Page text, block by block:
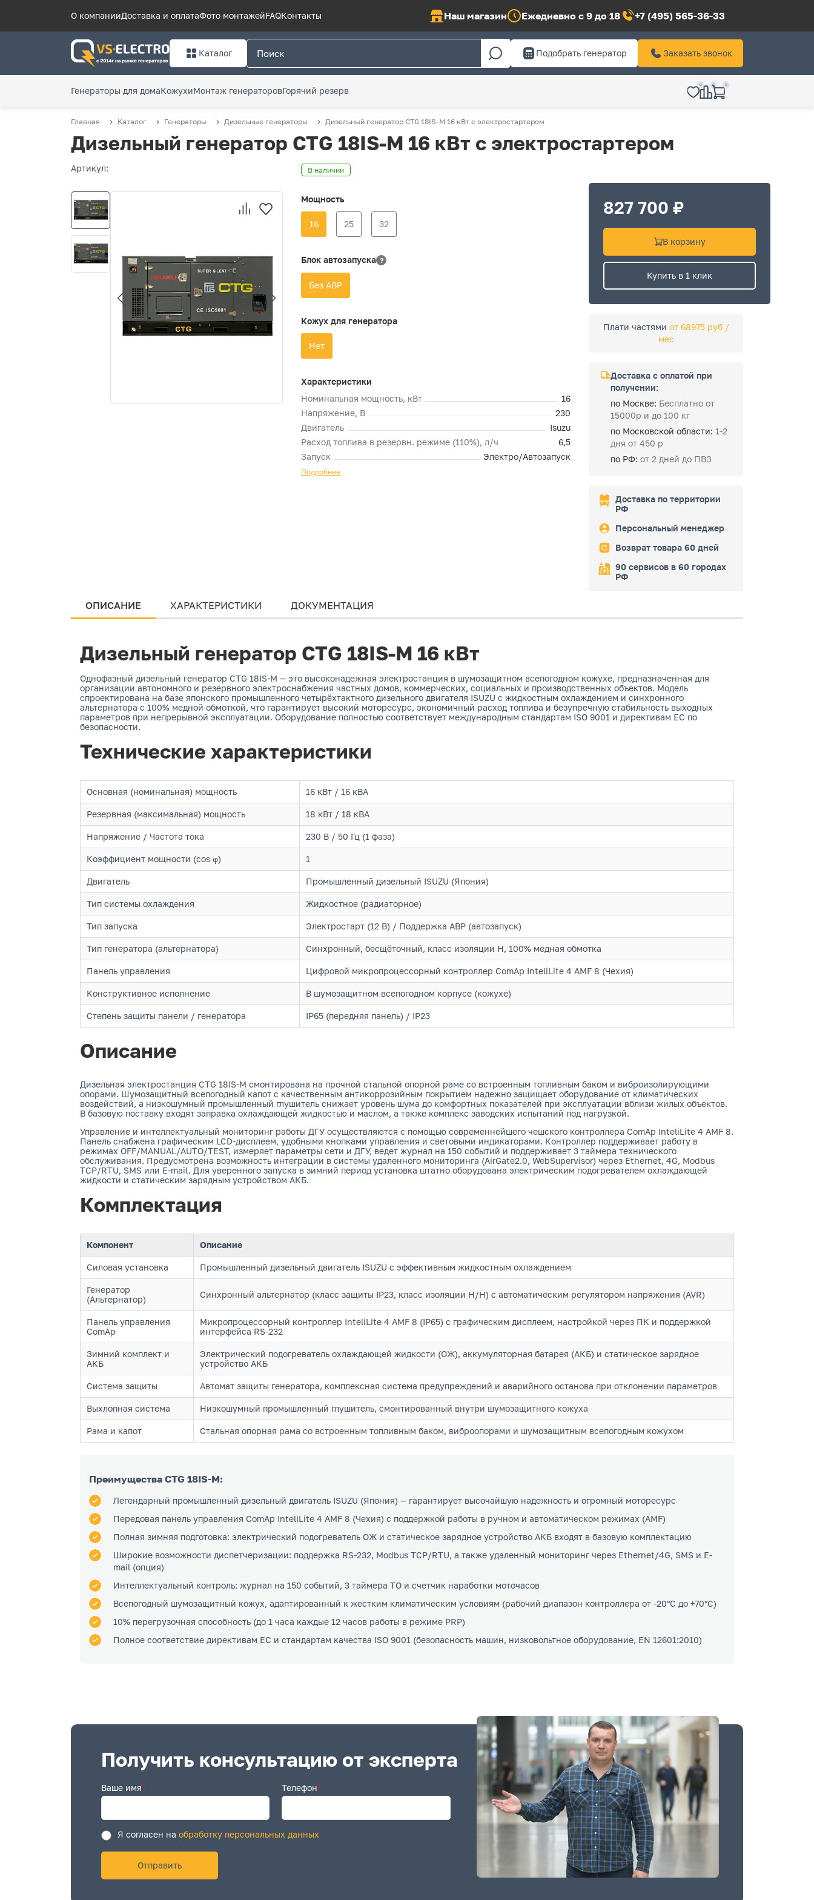
О компанииДоставка и оплатаФото монтажейFAQКонтакты Наш магазин Ежедневно с 9 до 18 +7 (495) 565-36-33
Каталог Подобрать генератор Заказать звонок
Генераторы для домаКожухиМонтаж генераторовГорячий резерв
0 0 0
Главная Каталог Генераторы Дизельные генераторы Дизельный генератор CTG 18IS-M 16 кВт с электростартером
Дизельный генератор CTG 18IS-M 16 кВт с электростартером
Артикул: В наличии
Мощность
16 25 32
Блок автозапуска ?
Без АВР
Кожух для генератора
Нет
Характеристики
Номинальная мощность, кВт
16
Напряжение, В
230
Двигатель
Isuzu
Расход топлива в резервн. режиме (110%), л/ч
6,5
Запуск
Электро/Автозапуск
Подробнее
827 700 ₽
В корзину
Купить в 1 клик
Плати частями от 68975 руб /
мес
Доставка с оплатой при
получении:
по Москве: Бесплатно от
15000р и до 100 кг
по Московской области: 1-2
дня от 450 р
по РФ: от 2 дней до ПВЗ
Доставка по территории
РФ
Персональный менеджер
Возврат товара 60 дней
90 сервисов в 60 городах
РФ
ОПИСАНИЕ ХАРАКТЕРИСТИКИ ДОКУМЕНТАЦИЯ
Дизельный генератор CTG 18IS-M 16 кВт
Однофазный дизельный генератор CTG 18IS-M — это высоконадежная электростанция в шумозащитном всепогодном кожухе, предназначенная для
организации автономного и резервного электроснабжения частных домов, коммерческих, социальных и производственных объектов. Модель
спроектирована на базе японского промышленного четырёхтактного дизельного двигателя ISUZU с жидкостным охлаждением и синхронного
альтернатора с 100% медной обмоткой, что гарантирует высокий моторесурс, экономичный расход топлива и безупречную стабильность выходных
параметров при непрерывной эксплуатации. Оборудование полностью соответствует международным стандартам ISO 9001 и директивам ЕС по
безопасности.
Технические характеристики
Основная (номинальная) мощность 16 кВт / 16 кВА
Резервная (максимальная) мощность 18 кВт / 18 кВА
Напряжение / Частота тока 230 В / 50 Гц (1 фаза)
Коэффициент мощности (cos φ) 1
Двигатель Промышленный дизельный ISUZU (Япония)
Тип системы охлаждения Жидкостное (радиаторное)
Тип запуска Электростарт (12 В) / Поддержка АВР (автозапуск)
Тип генератора (альтернатора) Синхронный, бесщёточный, класс изоляции H, 100% медная обмотка
Панель управления Цифровой микропроцессорный контроллер ComAp InteliLite 4 AMF 8 (Чехия)
Конструктивное исполнение В шумозащитном всепогодном корпусе (кожухе)
Степень защиты панели / генератора IP65 (передняя панель) / IP23
Описание
Дизельная электростанция CTG 18IS-M смонтирована на прочной стальной опорной раме со встроенным топливным баком и виброизолирующими
опорами. Шумозащитный всепогодный капот с качественным антикоррозийным покрытием надежно защищает оборудование от климатических
воздействий, а низкошумный промышленный глушитель снижает уровень шума до комфортных показателей при эксплуатации вблизи жилых объектов.
В базовую поставку входят заправка охлаждающей жидкостью и маслом, а также комплекс заводских испытаний под нагрузкой.
Управление и интеллектуальный мониторинг работы ДГУ осуществляются с помощью современнейшего чешского контроллера ComAp InteliLite 4 AMF 8.
Панель снабжена графическим LCD-дисплеем, удобными кнопками управления и световыми индикаторами. Контроллер поддерживает работу в
режимах OFF/MANUAL/AUTO/TEST, измеряет параметры сети и ДГУ, ведет журнал на 150 событий и поддерживает 3 таймера технического
обслуживания. Предусмотрена возможность интеграции в системы удаленного мониторинга (AirGate2.0, WebSupervisor) через Ethernet, 4G, Modbus
TCP/RTU, SMS или E-mail. Для уверенного запуска в зимний период установка штатно оборудована электрическим подогревателем охлаждающей
жидкости и статическим зарядным устройством АКБ.
Комплектация
Компонент Описание
Силовая установка Промышленный дизельный двигатель ISUZU с эффективным жидкостным охлаждением
Генератор
(Альтернатор)
Синхронный альтернатор (класс защиты IP23, класс изоляции H/H) с автоматическим регулятором напряжения (AVR)
Панель управления
ComAp
Микропроцессорный контроллер InteliLite 4 AMF 8 (IP65) с графическим дисплеем, настройкой через ПК и поддержкой
интерфейса RS-232
Зимний комплект и
АКБ
Электрический подогреватель охлаждающей жидкости (ОЖ), аккумуляторная батарея (АКБ) и статическое зарядное
устройство АКБ
Система защиты Автомат защиты генератора, комплексная система предупреждений и аварийного останова при отклонении параметров
Выхлопная система Низкошумный промышленный глушитель, смонтированный внутри шумозащитного кожуха
Рама и капот Стальная опорная рама со встроенным топливным баком, виброопорами и шумозащитным всепогодным кожухом
Преимущества CTG 18IS-M:
Легендарный промышленный дизельный двигатель ISUZU (Япония) — гарантирует высочайшую надежность и огромный моторесурс
Передовая панель управления ComAp InteliLite 4 AMF 8 (Чехия) с поддержкой работы в ручном и автоматическом режимах (AMF)
Полная зимняя подготовка: электрический подогреватель ОЖ и статическое зарядное устройство АКБ входят в базовую комплектацию
Широкие возможности диспетчеризации: поддержка RS-232, Modbus TCP/RTU, а также удаленный мониторинг через Ethernet/4G, SMS и E-
mail (опция)
Интеллектуальный контроль: журнал на 150 событий, 3 таймера ТО и счетчик наработки моточасов
Всепогодный шумозащитный кожух, адаптированный к жестким климатическим условиям (рабочий диапазон контроллера от -20°C до +70°C)
10% перегрузочная способность (до 1 часа каждые 12 часов работы в режиме PRP)
Полное соответствие директивам ЕС и стандартам качества ISO 9001 (безопасность машин, низковольтное оборудование, EN 12601:2010)
Получить консультацию от эксперта
Ваше имя* Телефон*
Я согласен на обработку персональных данных